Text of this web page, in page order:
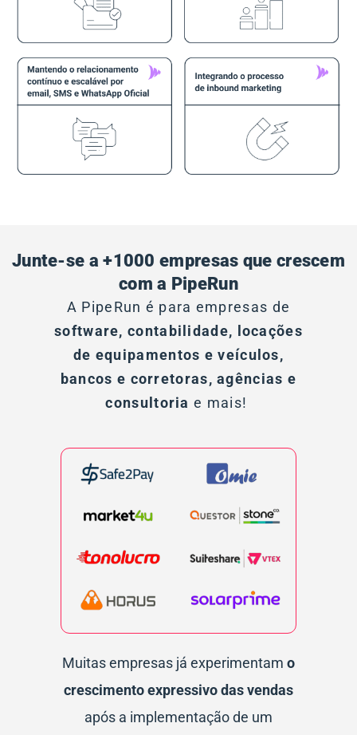
Junte-se a +1000 empresas que crescem
com a PipeRun
A PipeRun é para empresas de
software, contabilidade, locações
de equipamentos e veículos,
bancos e corretoras, agências e
consultoriae mais!
Muitas empresas já experimentam o
crescimento expressivo das vendas
após a implementação de um